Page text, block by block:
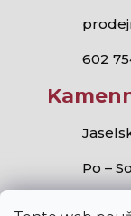
602
Po –